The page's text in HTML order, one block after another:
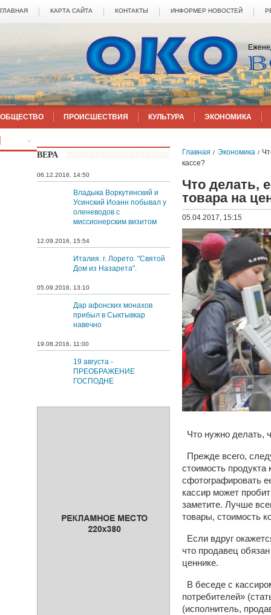
ГЛАВНАЯ КАРТА САЙТА КОНТАКТЫ ИНФОРМЕР НОВОСТЕЙ
ОБЩЕСТВО ПРОИСШЕСТВИЯ КУЛЬТУРА ЭКОНОМИКА
ВЕРА
06.12.2016, 14:50
Владыка Воркутинский и
Усинский Иоанн побывал у
оленеводов с
миссионерским визитом
12.09.2016, 15:54
Италия. г. Лорето. "Святой
Дом из Назарета".
05.09.2016, 13:10
Дар афонских монахов
прибыл в Сыктывкар
навечно
19.08.2016, 11:00
19 августа -
ПРЕОБРАЖЕНИЕ
ГОСПОДНЕ
Главная / Экономика /
кассе?
Что делать,
товара на
05.04.2017, 15:15
Что нужно делать,
Прежде всего,
стоимость
сфотографировать
кассир может
заметите. Лучше
товары, стоимость
Если вдруг
что продавец
ценнике.
В беседе с
потребителей»
(исполнитель,